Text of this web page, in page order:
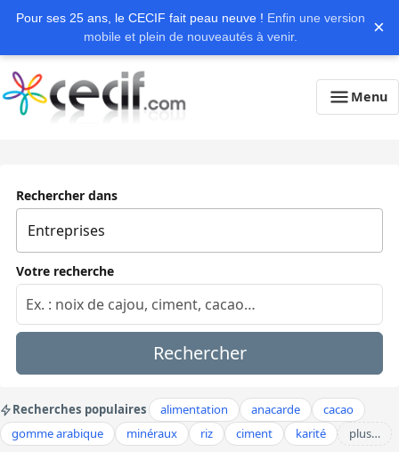
Pour ses 25 ans, le CECIF fait peau neuve ! Enfin une version
mobile et plein de nouveautés à venir.
×
Menu
Rechercher dans
Votre recherche
Rechercher
Recherches populaires alimentation anacarde
cacao
gomme arabique
minéraux riz ciment karité plus…